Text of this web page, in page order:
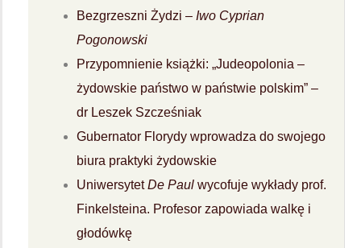
Bezgrzeszni Żydzi – Iwo Cyprian
Pogonowski
Przypomnienie książki: „Judeopolonia –
żydowskie państwo w państwie polskim” –
dr Leszek Szcześniak
Gubernator Florydy wprowadza do swojego
biura praktyki żydowskie
UniwersytetDe Paul wycofuje wykłady prof.
Finkelsteina. Profesor zapowiada walkę i
głodówkę